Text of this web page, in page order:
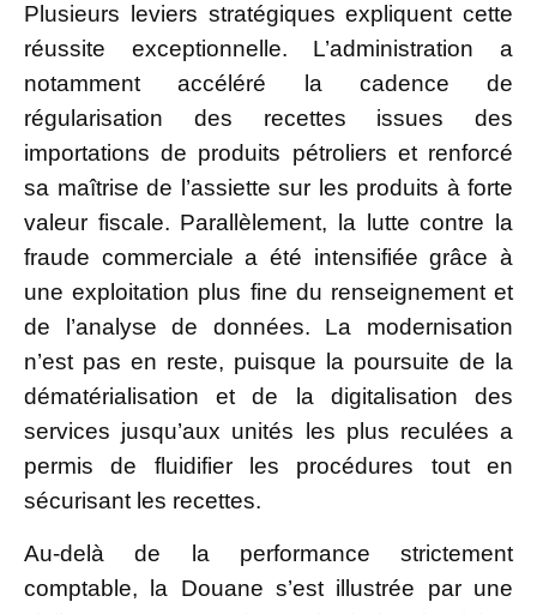
Plusieurs leviers stratégiques expliquent cette
réussite exceptionnelle. L’administration a
notamment accéléré la cadence de
régularisation des recettes issues des
importations de produits pétroliers et renforcé
sa maîtrise de l’assiette sur les produits à forte
valeur fiscale. Parallèlement, la lutte contre la
fraude commerciale a été intensifiée grâce à
une exploitation plus fine du renseignement et
de l’analyse de données. La modernisation
n’est pas en reste, puisque la poursuite de la
dématérialisation et de la digitalisation des
services jusqu’aux unités les plus reculées a
permis de fluidifier les procédures tout en
sécurisant les recettes.
Au-delà de la performance strictement
comptable, la Douane s’est illustrée par une